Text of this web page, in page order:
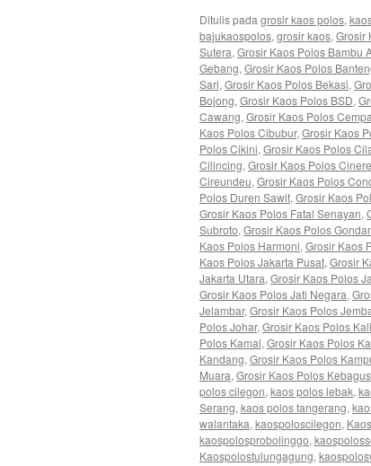
Ditulis padagrosir kaos polos,
bajukaospolos,grosir kaos,Grosir
Sutera,Grosir Kaos Polos Bambu
Gebang,Grosir Kaos Polos
Sari,Grosir Kaos Polos Bekasi,
Bojong,Grosir Kaos Polos BSD,
Cawang,Grosir Kaos Polos
Kaos Polos Cibubur,Grosir Kaos
Polos Cikini,Grosir Kaos Polos
Cilincing,Grosir Kaos Polos Cinere
Cireundeu,Grosir Kaos Polos
Polos Duren Sawit,Grosir Kaos
Grosir Kaos Polos Fatal Senayan,
Subroto,Grosir Kaos Polos
Kaos Polos Harmoni,Grosir Kaos
Kaos Polos Jakarta Pusat,Grosir
Jakarta Utara,Grosir Kaos Polos
Grosir Kaos Polos Jati Negara,
Jelambar,Grosir Kaos Polos
Polos Johar,Grosir Kaos Polos
Polos Kamal,Grosir Kaos Polos
Kandang,Grosir Kaos Polos
Muara,Grosir Kaos Polos
polos cilegon,kaos polos lebak,
Serang,kaos polos tangerang,
walantaka,kaospoloscilegon,
kaospolosprobolinggo,
Kaospolostulungagung,